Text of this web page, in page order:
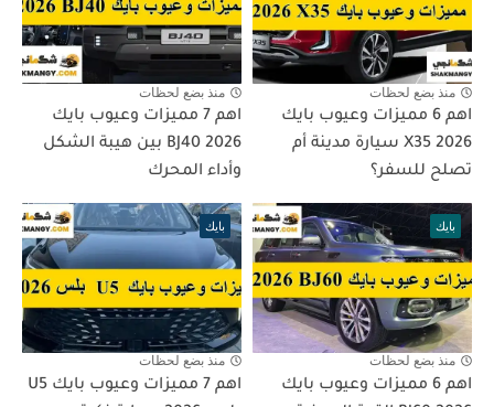
منذ بضع لحظات
اهم 6 مميزات وعيوب بايك
X35 2026 سيارة مدينة أم
تصلح للسفر؟
منذ بضع لحظات
اهم 7 مميزات وعيوب بايك
BJ40 2026 بين هيبة الشكل
وأداء المحرك
بايك
منذ بضع لحظات
اهم 6 مميزات وعيوب بايك
بايك
منذ بضع لحظات
اهم 7 مميزات وعيوب بايك U5